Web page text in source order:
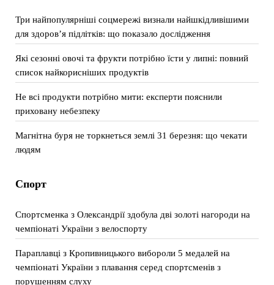
Три найпопулярніші соцмережі визнали найшкідливішими
для здоров’я підлітків: що показало дослідження
Які сезонні овочі та фрукти потрібно їсти у липні: повний
список найкорисніших продуктів
Не всі продукти потрібно мити: експерти пояснили
приховану небезпеку
Магнітна буря не торкнеться землі 31 березня: що чекати
людям
Спорт
Спортсменка з Олександрії здобула дві золоті нагороди на
чемпіонаті України з велоспорту
Параплавці з Кропивницького вибороли 5 медалей на
чемпіонаті України з плавання серед спортсменів з
порушенням слуху